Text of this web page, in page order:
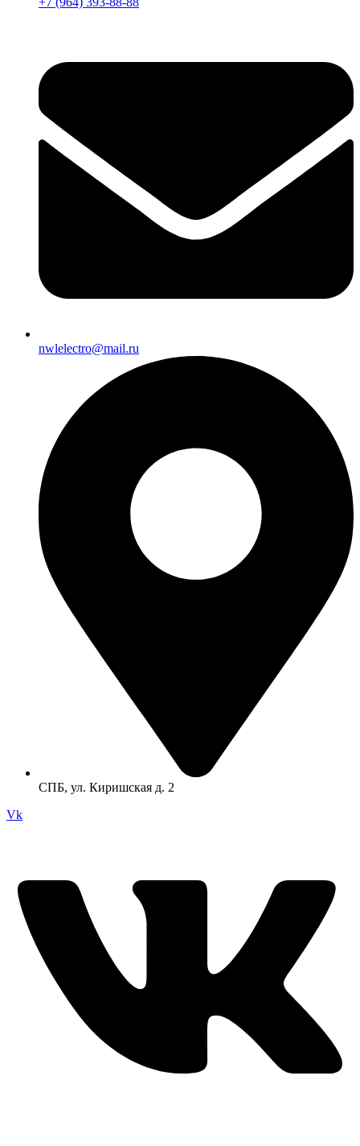
nwlelectro@mail.ru
СПБ, ул. Киришская д. 2
Vk